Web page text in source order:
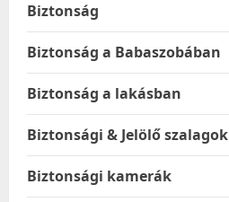
Biztonság
Biztonság a Babaszobában
Biztonság a lakásban
Biztonsági & Jelölő szalagok
Biztonsági kamerák